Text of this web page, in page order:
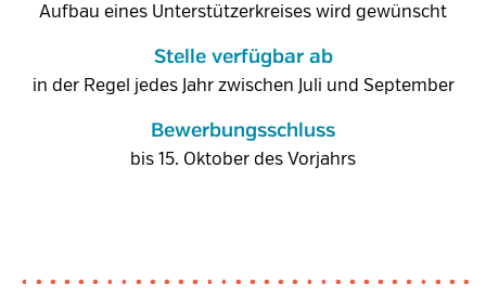
Aufbau eines Unterstützerkreises wird gewünscht
Stelle verfügbar ab
in der Regel jedes Jahr zwischen Juli und September
Bewerbungsschluss
bis 15. Oktober des Vorjahrs